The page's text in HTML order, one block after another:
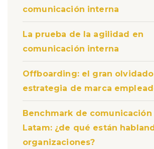
comunicación interna
La prueba de la agilidad en
comunicación interna
Offboarding: el gran
estrategia de marca
Benchmark de
Latam: ¿de qué están
organizaciones?